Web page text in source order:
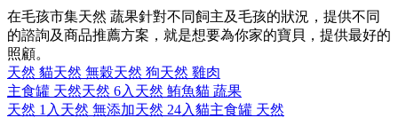
在毛孩市集天然 蔬果針對不同飼主及毛孩的狀況，提供不同
的諮詢及商品推薦方案，就是想要為你家的寶貝，提供最好的
照顧。
天然 貓天然 無穀天然 狗天然 雞肉
主食罐 天然天然 6入 天然 鮪魚貓 蔬果
天然 1入 天然 無添加天然 24入貓主食罐 天然